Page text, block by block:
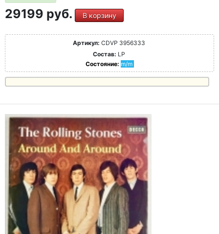
29199 руб. В корзину
Артикул: CDVP 3956333
Состав: LP
Состояние: m/m